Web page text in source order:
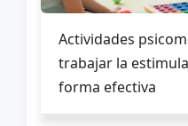
Actividades
trabajar la
forma efectiva